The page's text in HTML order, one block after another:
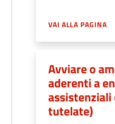
VAI ALLA PAGINA
Avviare o
aderenti a
tutelate)